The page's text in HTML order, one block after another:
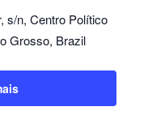
s/n, Centro Político
Grosso, Brazil